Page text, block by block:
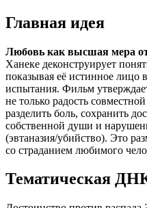
Главная идея
Любовь как высшая мера
Ханеке деконструирует
показывая её истинное лицо
испытания. Фильм
не только радость
разделить боль, сохранить
собственной души и
(эвтаназия/убийство). Это
со страданием любимого
Тематическая